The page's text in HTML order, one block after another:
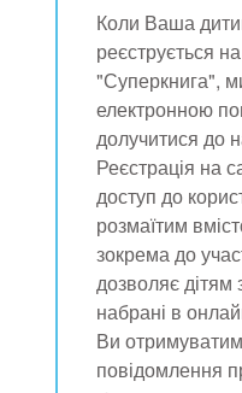
Коли Ваша
реєструється
"Суперкнига",
електронною
долучитися до
Реєстрація на
доступ до
розмаїтим
зокрема до
дозволяє дітям
набрані в
Ви
повідомлення